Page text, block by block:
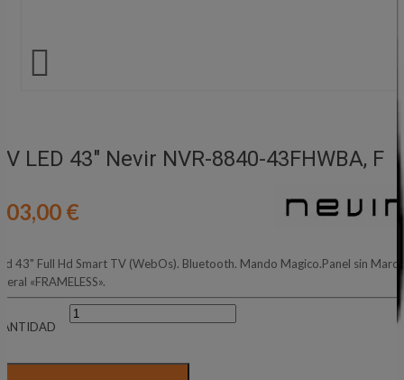

LED 43" Nevir NVR-8840-43FHWBA, F
€
43" Full Hd Smart TV (WebOs). Bluetooth. Mando Magico.Panel sin Marco
«FRAMELESS».